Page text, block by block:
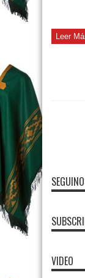
Leer
VIDEO